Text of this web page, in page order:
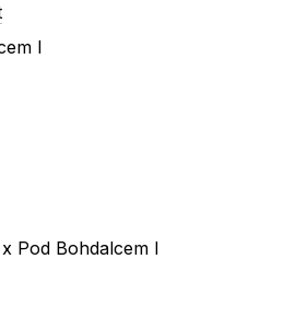
I
Pod Bohdalcem I